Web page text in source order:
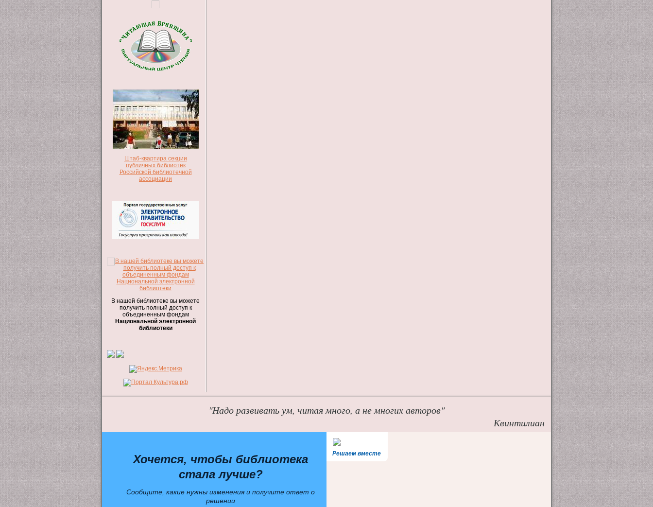
Штаб-квартира секции
публичных библиотек
Российской библиотечной
ассоциации
В нашей библиотеке вы можете
получить полный доступ к
объединенным фондам
Национальной электронной
библиотеки
"Надо развивать ум, читая много, а не многих авторов"
Квинтилиан
Решаем вместе
Хочется, чтобы библиотека
стала лучше?
Сообщите, какие нужны изменения и получите ответ о
решении